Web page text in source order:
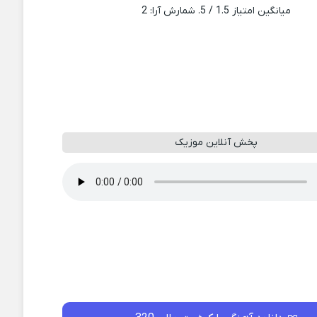
میانگین امتیاز 1.5 / 5. شمارش آرا: 2
پخش آنلاین موزیک